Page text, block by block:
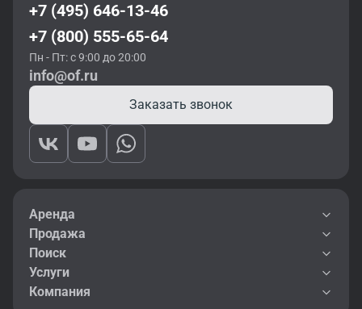
+7 (495) 646-13-46
+7 (800) 555-65-64
Пн - Пт: с 9:00 до 20:00
info@of.ru
Заказать звонок
Аренда
Продажа
Поиск
Услуги
Компания